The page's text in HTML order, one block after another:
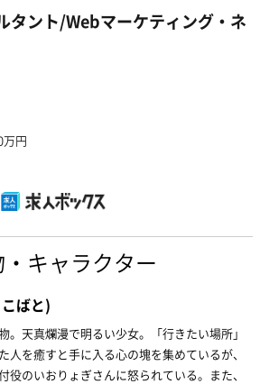
タント/Webマーケティング・ネ
万円
キャラクター
ばと)
。天真爛漫で明るい少女。「行きたい場所」
人を癒すと手に入る心の塊を集めているが、
役のいおりょぎさんに怒られている。また、